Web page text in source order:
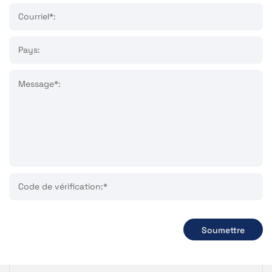
Courriel*:
Pays:
Message*:
Code de vérification:*
Soumettre